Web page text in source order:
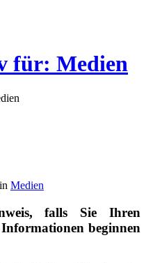
für: Medien
in Medien
falls Sie Ihren
beginnen